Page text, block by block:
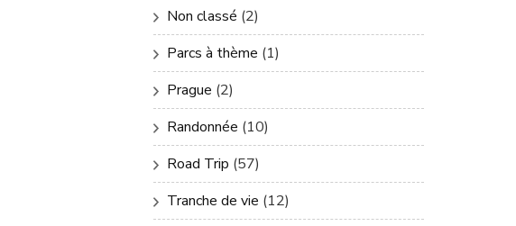
Non classé (2)
Parcs à thème (1)
Prague (2)
Randonnée (10)
Road Trip (57)
Tranche de vie (12)